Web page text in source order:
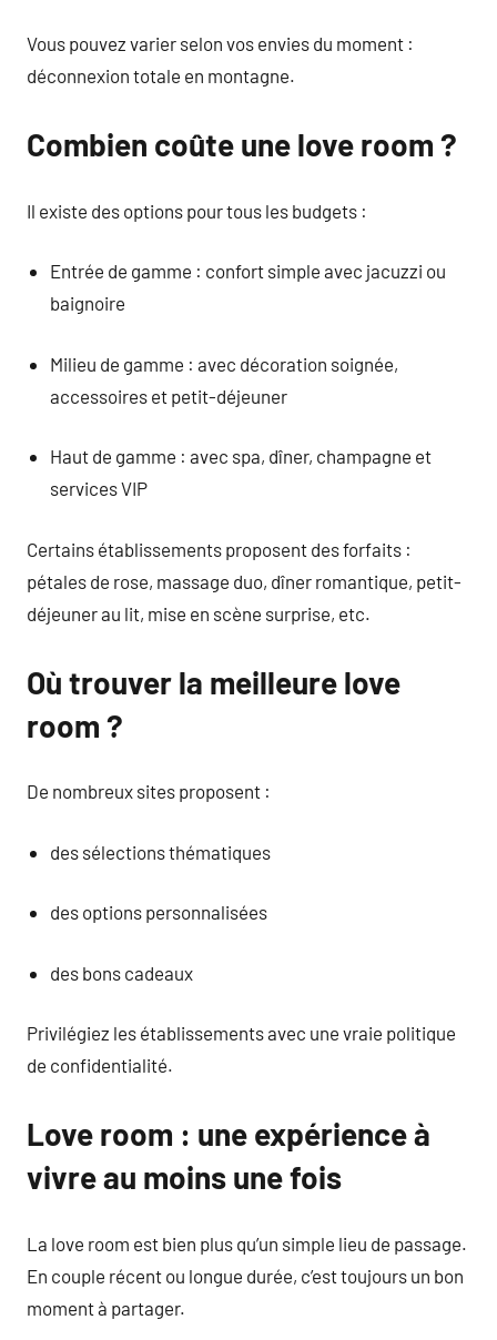
Vous pouvez varier selon vos envies du moment :
déconnexion totale en montagne.
Combien coûte une love room ?
Il existe des options pour tous les budgets :
Entrée de gamme : confort simple avec jacuzzi ou
baignoire
Milieu de gamme : avec décoration soignée,
accessoires et petit-déjeuner
Haut de gamme : avec spa, dîner, champagne et
services VIP
Certains établissements proposent des forfaits :
pétales de rose, massage duo, dîner romantique, petit-
déjeuner au lit, mise en scène surprise, etc.
Où trouver la meilleure love
room ?
De nombreux sites proposent :
des sélections thématiques
des options personnalisées
des bons cadeaux
Privilégiez les établissements avec une vraie politique
de confidentialité.
Love room : une expérience à
vivre au moins une fois
La love room est bien plus qu’un simple lieu de passage.
En couple récent ou longue durée, c’est toujours un bon
moment à partager.